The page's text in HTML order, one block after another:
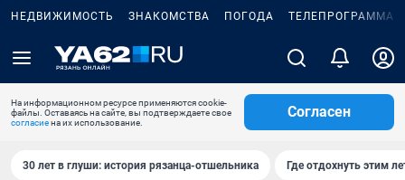
НЕДВИЖИМОСТЬ ЗНАКОМСТВА ПОГОДА ТЕЛЕПРОГРАММА
На информационном ресурсе применяются cookie-
файлы. Оставаясь на сайте, вы подтверждаете свое
согласиена их использование.
Согласен
30 лет в глуши: история рязанца-отшельника Где отдохнуть этим